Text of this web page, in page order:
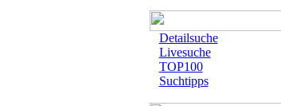
Detailsuche
Livesuche
TOP100
Suchtipps